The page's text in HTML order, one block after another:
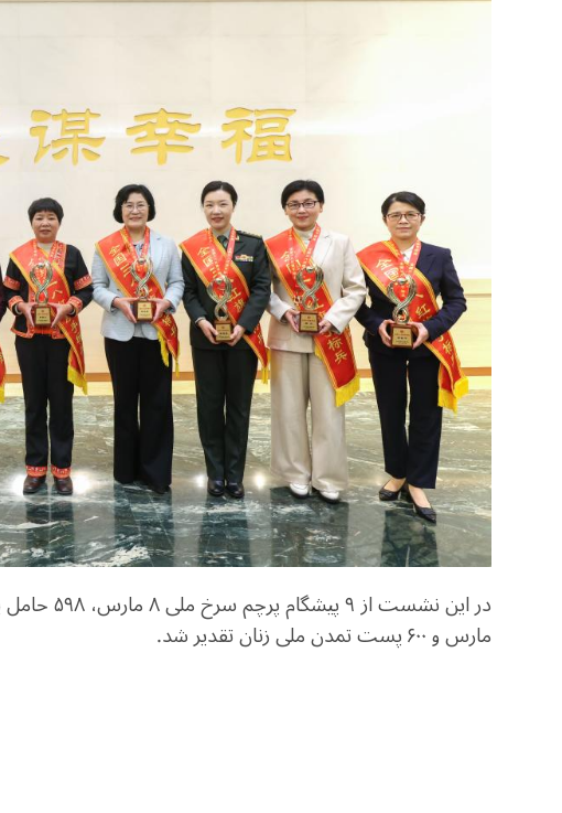
مارس و ۶۰۰ پست تمدن ملی زنان تقدیر شد.